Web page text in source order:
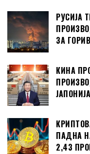
РУСИЈА
ЗА
КИНА
ПАДНА
2,43